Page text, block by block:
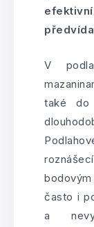
V
také do
často i
a